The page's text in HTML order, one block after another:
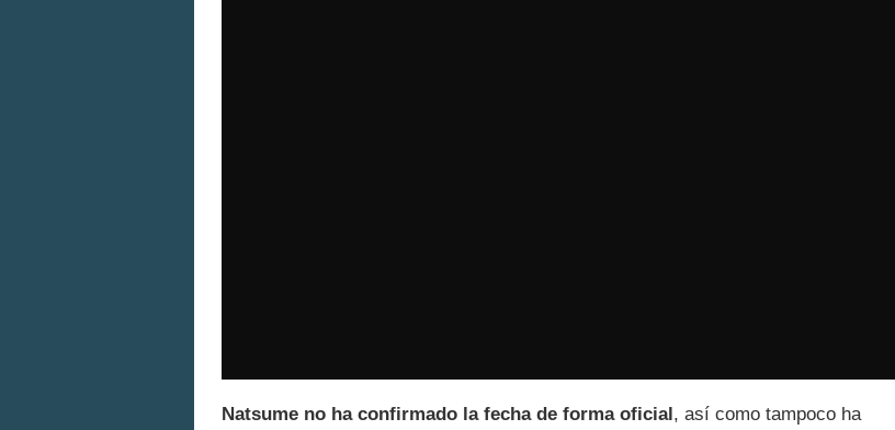
Natsume no ha confirmado la fecha de forma oficial , así como tampoco ha